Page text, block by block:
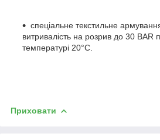
спеціальне текстильне
витривалість на розрив до 30 BAR
температурі 20°C.
Приховати